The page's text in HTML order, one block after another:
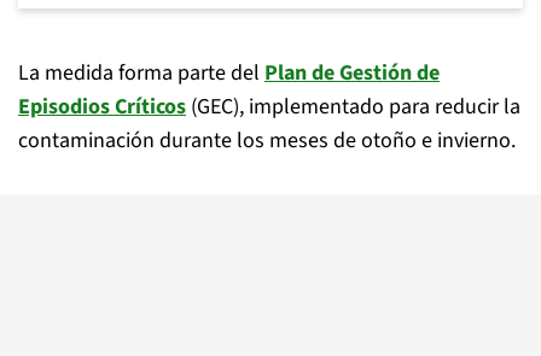
La medida forma parte del Plan de Gestión de
Episodios Críticos (GEC), implementado para reducir la
contaminación durante los meses de otoño e invierno.